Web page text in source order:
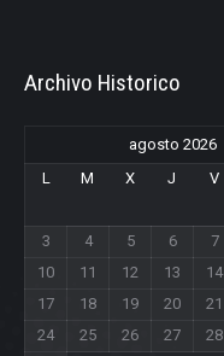
Archivo Historico
agosto 2026
L
M X J V
3
4 5 6 7
10
11 12 13 14
17
18 19 20 21
24
25 26 27 28